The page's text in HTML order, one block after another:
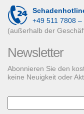
+49 511 7808 –
(außerhalb der
Newsletter
Abonnieren Sie den
keine Neuigkeit oder